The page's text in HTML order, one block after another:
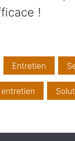
!
Entretien